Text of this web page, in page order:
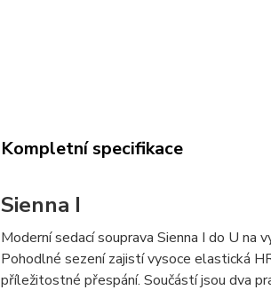
Kompletní specifikace
Sienna I
Moderní sedací souprava Sienna I do U na
Pohodlné sezení zajistí vysoce elastická
příležitostné přespání. Součástí jsou dva